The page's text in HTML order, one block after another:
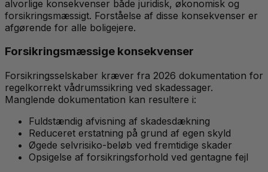
alvorlige konsekvenser både juridisk, økonomisk og
forsikringsmæssigt. Forståelse af disse konsekvenser er
afgørende for alle boligejere.
Forsikringsmæssige konsekvenser
Forsikringsselskaber kræver fra 2026 dokumentation for
regelkorrekt vådrumssikring ved skadessager.
Manglende dokumentation kan resultere i:
Fuldstændig afvisning af skadesdækning
Reduceret erstatning på grund af egen skyld
Øgede selvrisiko-beløb ved fremtidige skader
Opsigelse af forsikringsforhold ved gentagne fejl